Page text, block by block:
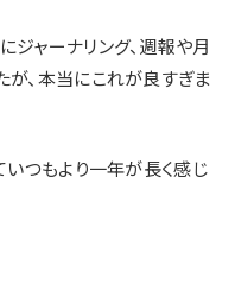
ャーナリング、週報や月
、本当にこれが良すぎま
いつもより一年が長く感じ